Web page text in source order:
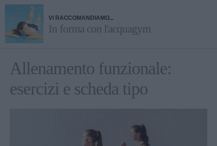
VI RACCOMANDIAMO...
In forma con l'acquagym
Allenamento funzionale:
esercizi e scheda tipo